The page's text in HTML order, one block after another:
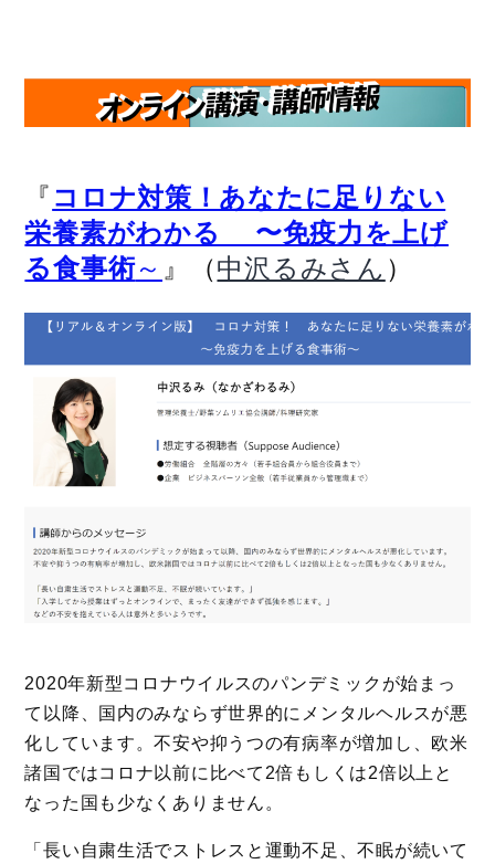
『 コロナ対策！あなたに足りない
栄養素がわかる 〜免疫力を上げ
る食事術～ 』（中沢るみさん ）
2020年新型コロナウイルスのパンデミックが始まっ
て以降、国内のみならず世界的にメンタルヘルスが悪
化しています。不安や抑うつの有病率が増加し、欧米
諸国ではコロナ以前に比べて2倍もしくは2倍以上と
なった国も少なくありません。
「長い自粛生活でストレスと運動不足、不眠が続いて